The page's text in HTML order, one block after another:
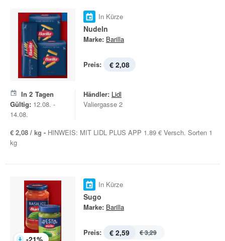
In Kürze
Nudeln
Marke: Barilla
Preis: € 2,08
In 2 Tagen
Gültig: 12.08. -
14.08.
Händler: Lidl
Valiergasse 2
€ 2,08 / kg - HINWEIS: MIT LIDL PLUS APP 1.89 € Versch. Sorten 1
kg
-21%
In Kürze
Sugo
Marke: Barilla
Preis: € 2,59 € 3,29